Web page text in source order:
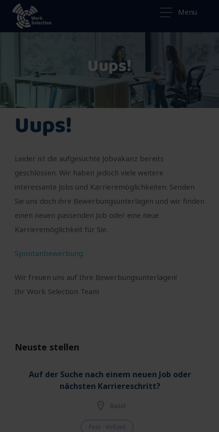
Menu
Uups!
Uups!
Leider ist die aufgesuchte Jobvakanz bereits
geschlossen. Wir haben jedoch viele weitere
interessante Jobs und Karrieremöglichkeiten. Senden
Sie uns doch ihre Bewerbungsunterlagen und wir finden
einen neuen passenden Job oder eine neue
Karrieremöglichkeit für Sie.
Spontanbewerbung
Wir freuen uns auf Ihre Bewerbungsunterlagen!
Ihr Work Selection Team
Neuste stellen
Auf der Suche nach einem neuen Job oder
nächsten Karriereschritt?
Basel
Fest - Vollzeit